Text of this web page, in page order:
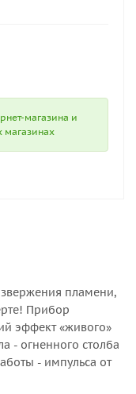
магазина и
магазинах
пламени,
Прибор
эффект «живого»
- огненного столба
- импульса от